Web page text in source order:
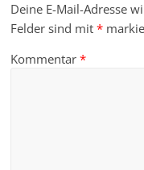
Deine E-Mail-Adresse
Felder sind mit*
Kommentar*